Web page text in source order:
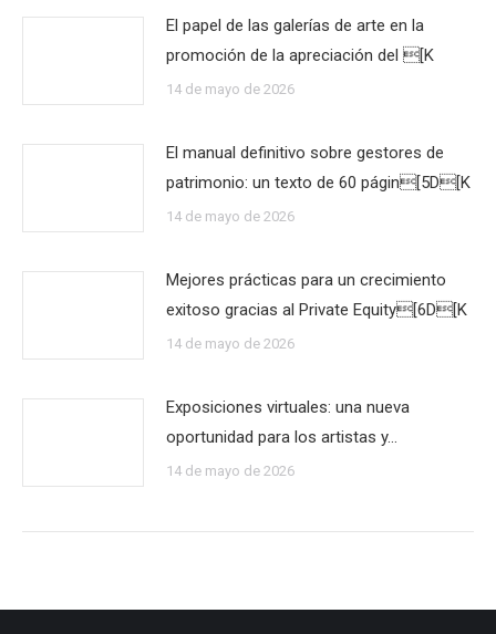
El papel de las galerías de arte en la
promoción de la apreciación del [K
14 de mayo de 2026
El manual definitivo sobre gestores de
patrimonio: un texto de 60 págin[5D[K
14 de mayo de 2026
Mejores prácticas para un crecimiento
exitoso gracias al Private Equity[6D[K
14 de mayo de 2026
Exposiciones virtuales: una nueva
oportunidad para los artistas y…
14 de mayo de 2026